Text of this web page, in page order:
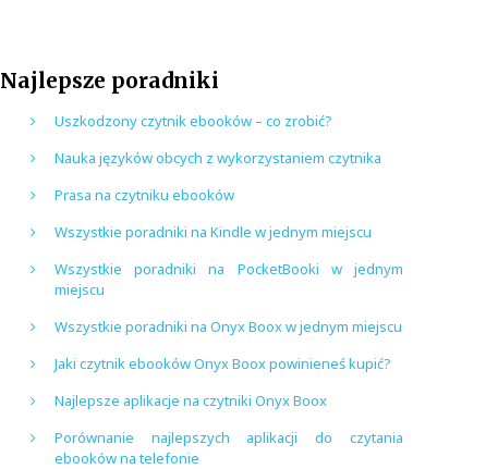
Najlepsze poradniki
Uszkodzony czytnik ebooków – co zrobić?
Nauka języków obcych z wykorzystaniem czytnika
Prasa na czytniku ebooków
Wszystkie poradniki na Kindle w jednym miejscu
Wszystkie poradniki na PocketBooki w jednym
miejscu
Wszystkie poradniki na Onyx Boox w jednym miejscu
Jaki czytnik ebooków Onyx Boox powinieneś kupić?
Najlepsze aplikacje na czytniki Onyx Boox
Porównanie najlepszych aplikacji do czytania
ebooków na telefonie